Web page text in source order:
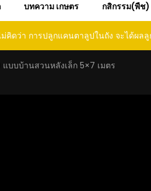
บทความ เกษตร กสิกรรม(พืช)
) วิธีทำไวน์สับปะรด Pineapple Wine
บบบ้านสวนหลังเล็ก 5×7 เมตร